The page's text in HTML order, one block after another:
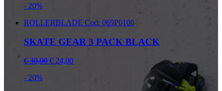
- 20%
ROLLERBLADE Cod: 069P0100
SKATE GEAR 3 PACK BLACK
€ 30,00 € 24,00
- 20%